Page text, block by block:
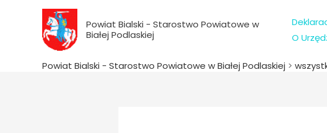
Powiat Bialski - Starostwo Powiatowe w
Białej Podlaskiej
O
Powiat Bialski - Starostwo Powiatowe w Białej Podlaskiej >